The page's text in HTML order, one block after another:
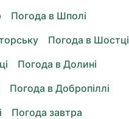
Погода в Шполі
Погода в Шостці
Погода в Долині
Погода в Добропіллі
Погода завтра